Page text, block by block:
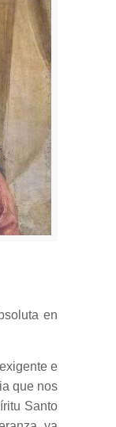
en
e
que nos
Santo